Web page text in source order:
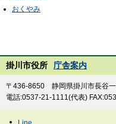
おくやみ
掛川市役所 庁舎案内
〒436-8650 静岡県掛川市長谷
電話:0537-21-1111(代表)